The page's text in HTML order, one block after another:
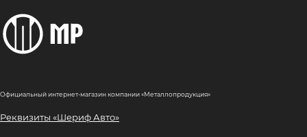
Официальный интернет-магазин компании «Металлопродукция»
Реквизиты «Шериф Авто»